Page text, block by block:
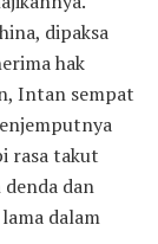
dipaksa
hak
Intan sempat
rasa takut
dan
dalam